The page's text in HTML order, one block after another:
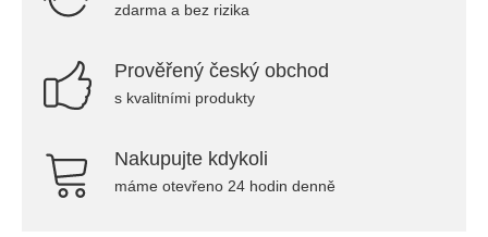
zdarma a bez rizika
Prověřený český obchod
s kvalitními produkty
Nakupujte kdykoli
máme otevřeno 24 hodin denně